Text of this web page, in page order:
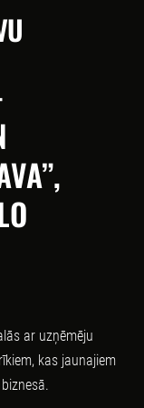
ar uzņēmēju
kas jaunajiem